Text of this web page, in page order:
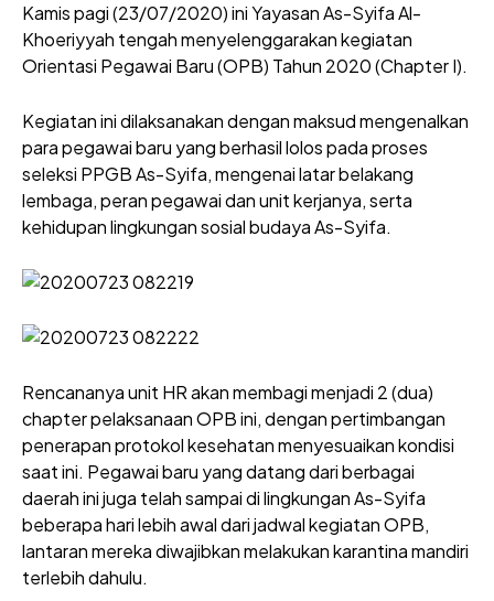
Kamis pagi (23/07/2020) ini Yayasan As-Syifa Al-
Khoeriyyah tengah menyelenggarakan kegiatan
Orientasi Pegawai Baru (OPB) Tahun 2020 (Chapter I).
Kegiatan ini dilaksanakan dengan maksud mengenalkan
para pegawai baru yang berhasil lolos pada proses
seleksi PPGB As-Syifa, mengenai latar belakang
lembaga, peran pegawai dan unit kerjanya, serta
kehidupan lingkungan sosial budaya As-Syifa.
Rencananya unit HR akan membagi menjadi 2 (dua)
chapter pelaksanaan OPB ini, dengan pertimbangan
penerapan protokol kesehatan menyesuaikan kondisi
saat ini. Pegawai baru yang datang dari berbagai
daerah ini juga telah sampai di lingkungan As-Syifa
beberapa hari lebih awal dari jadwal kegiatan OPB,
lantaran mereka diwajibkan melakukan karantina mandiri
terlebih dahulu.